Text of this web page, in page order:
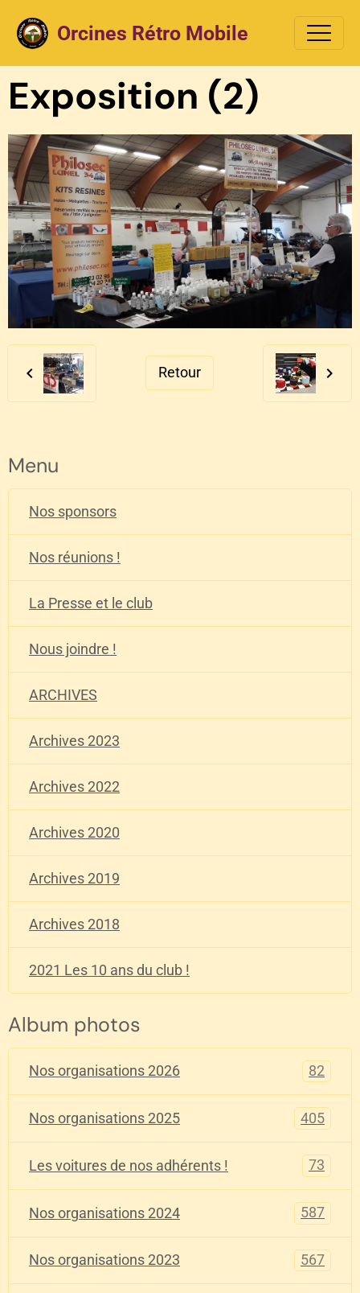
Orcines Rétro Mobile
Exposition (2)
Retour
Menu
Nos sponsors
Nos réunions !
La Presse et le club
Nous joindre !
ARCHIVES
Archives 2023
Archives 2022
Archives 2020
Archives 2019
Archives 2018
2021 Les 10 ans du club !
Album photos
Nos organisations 2026 82
Nos organisations 2025 405
Les voitures de nos adhérents ! 73
Nos organisations 2024 587
Nos organisations 2023 567